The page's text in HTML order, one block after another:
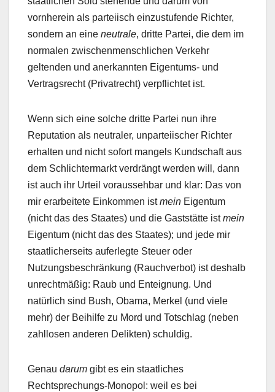
vornherein als parteiisch einzustufende Richter,
sondern an eine neutrale, dritte Partei, die dem im
normalen zwischenmenschlichen Verkehr
geltenden und anerkannten Eigentums- und
Vertragsrecht (Privatrecht) verpflichtet ist.
Wenn sich eine solche dritte Partei nun ihre
Reputation als neutraler, unparteiischer Richter
erhalten und nicht sofort mangels Kundschaft aus
dem Schlichtermarkt verdrängt werden will, dann
ist auch ihr Urteil voraussehbar und klar: Das von
mir erarbeitete Einkommen istmein Eigentum
(nicht das des Staates) und die Gaststätte istmein
Eigentum (nicht das des Staates); und jede mir
staatlicherseits auferlegte Steuer oder
Nutzungsbeschränkung (Rauchverbot) ist deshalb
unrechtmäßig: Raub und Enteignung. Und
natürlich sind Bush, Obama, Merkel (und viele
mehr) der Beihilfe zu Mord und Totschlag (neben
zahllosen anderen Delikten) schuldig.
Genau darum gibt es ein staatliches
Rechtsprechungs-Monopol: weil es bei